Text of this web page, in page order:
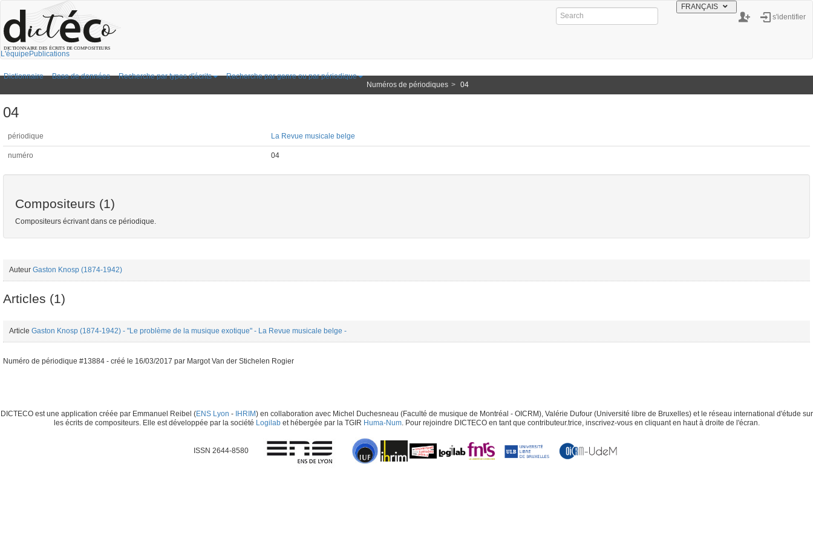
FRANÇAIS
s'identifier
L'équipe Publications
Dictionnaire Base de données Recherche par types d'écrits
Recherche par genre ou par périodique
Numéros de périodiques
04
04
périodique La Revue musicale belge
numéro 04
Compositeurs (1)
Compositeurs écrivant dans ce périodique.
Auteur Gaston Knosp (1874-1942)
Articles (1)
Article Gaston Knosp (1874-1942) - "Le problème de la musique exotique" - La Revue musicale belge -
Numéro de périodique #13884 - créé le 16/03/2017 par Margot Van der Stichelen Rogier
DICTECO est une application créée par Emmanuel Reibel (ENS Lyon - IHRIM) en collaboration avec Michel Duchesneau (Faculté de musique de Montréal - OICRM), Valérie Dufour (Université libre de Bruxelles) et le réseau international d'étude sur
les écrits de compositeurs. Elle est développée par la société Logilabet hébergée par la TGIR Huma-Num. Pour rejoindre DICTECO en tant que contributeur.trice, inscrivez-vous en cliquant en haut à droite de l'écran.
ISSN 2644-8580